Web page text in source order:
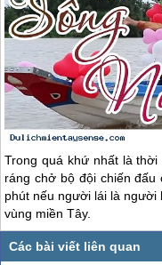
Trong quá khứ nhất là
ráng chở bộ đội chiến đấu
phút nếu người lái là người
vùng miền Tây.